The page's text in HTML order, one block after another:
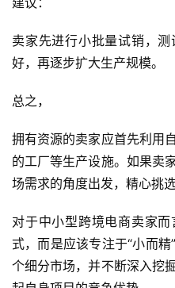
卖家先进行小批量试销，
好，再逐步扩大生产规模。
总之，
拥有资源的卖家应首先利用
的工厂等生产设施。如果卖
场需求的角度出发，精心挑选
对于中小型跨境电商卖家
式，而是应该专注于“小而
个细分市场，并不断深入挖